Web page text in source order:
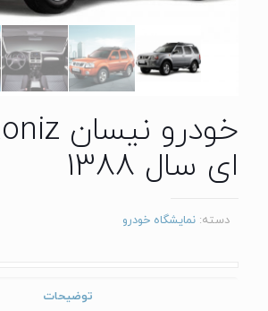
ای سال 1388
دسته: نمایشگاه خودرو
توضیحات